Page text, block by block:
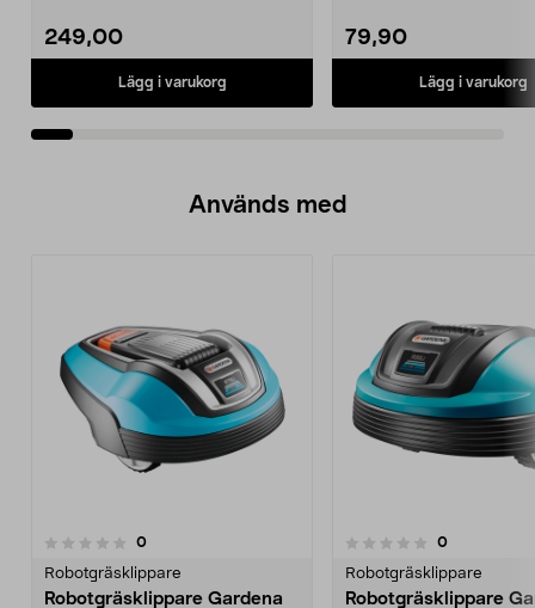
249,00
Lägg i varukorg
79,90
Lägg i varukorg
Används med
0recensioner
Robotgräsklippare
Robotgräsklippare Gardena
0.0 av 5 stjärnor 0recensioner
Robotgräsklippare
Robotgräsklippare
0.0 av 5 stjärnor